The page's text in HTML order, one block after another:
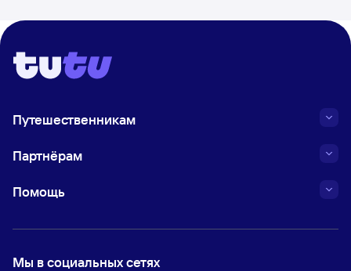
Путешественникам
Партнёрам
Помощь
Мы в социальных сетях